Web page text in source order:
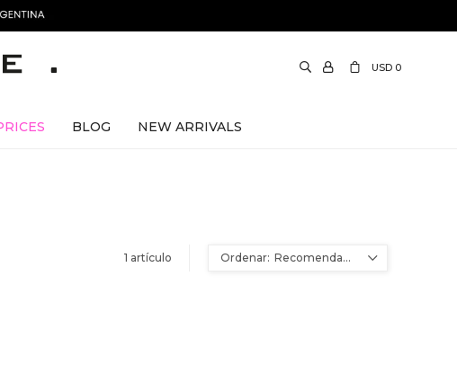
BLOG NEW ARRIVALS
USD 0
1 artículo Recomendados